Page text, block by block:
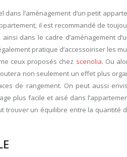
l’aménagement d’un petit
il est recommandé de
dans le cadre d’aménagement
pratique d’accessoiriser les
ceux proposés chez scenolia. Ou
non seulement un effet plus
de rangement. On peut aussi
plus facile et aisé dans
trouver un équilibre entre la quantité